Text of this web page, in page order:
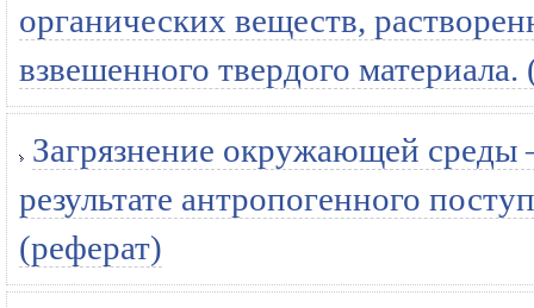
органических веществ,
взвешенного твердого материала.
Загрязнение окружающей среды
результате антропогенного
(реферат)